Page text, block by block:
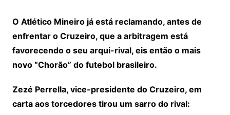
O Atlético Mineiro já está reclamando, antes de
enfrentar o Cruzeiro, que a arbitragem está
favorecendo o seu arqui-rival, eis então o mais
novo “Chorão” do futebol brasileiro.
Zezé Perrella, vice-presidente do Cruzeiro, em
carta aos torcedores tirou um sarro do rival: